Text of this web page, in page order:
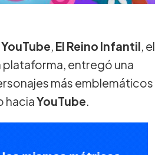
YouTube, El Reino Infantil, el
plataforma, entregó una
más emblemáticos
haciaYouTube.